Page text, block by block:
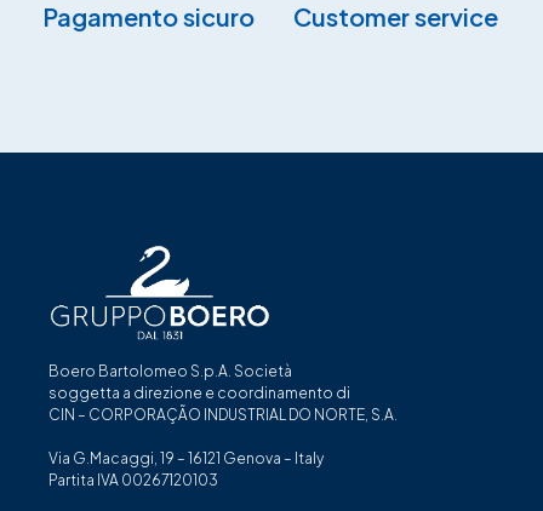
Pagamento sicuro​ Customer service
Boero Bartolomeo S.p.A. Società
soggetta a direzione e coordinamento di
CIN – CORPORAÇÃO INDUSTRIAL DO NORTE, S.A.
Via G.Macaggi, 19 – 16121 Genova – Italy
Partita IVA 00267120103